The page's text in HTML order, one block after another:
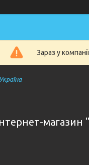
Зараз у
магазин